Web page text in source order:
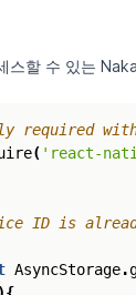
스할 수 있는
( 'react-
AsyncStorage.